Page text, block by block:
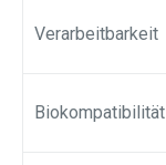
Verarbeitbarkeit
Biokompatibilität